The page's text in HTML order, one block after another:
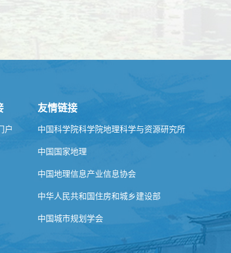
户
友情链接
中国科学院科学院地理科学与资源研究所
中国国家地理
中国地理信息产业信息协会
中华人民共和国住房和城乡建设部
中国城市规划学会